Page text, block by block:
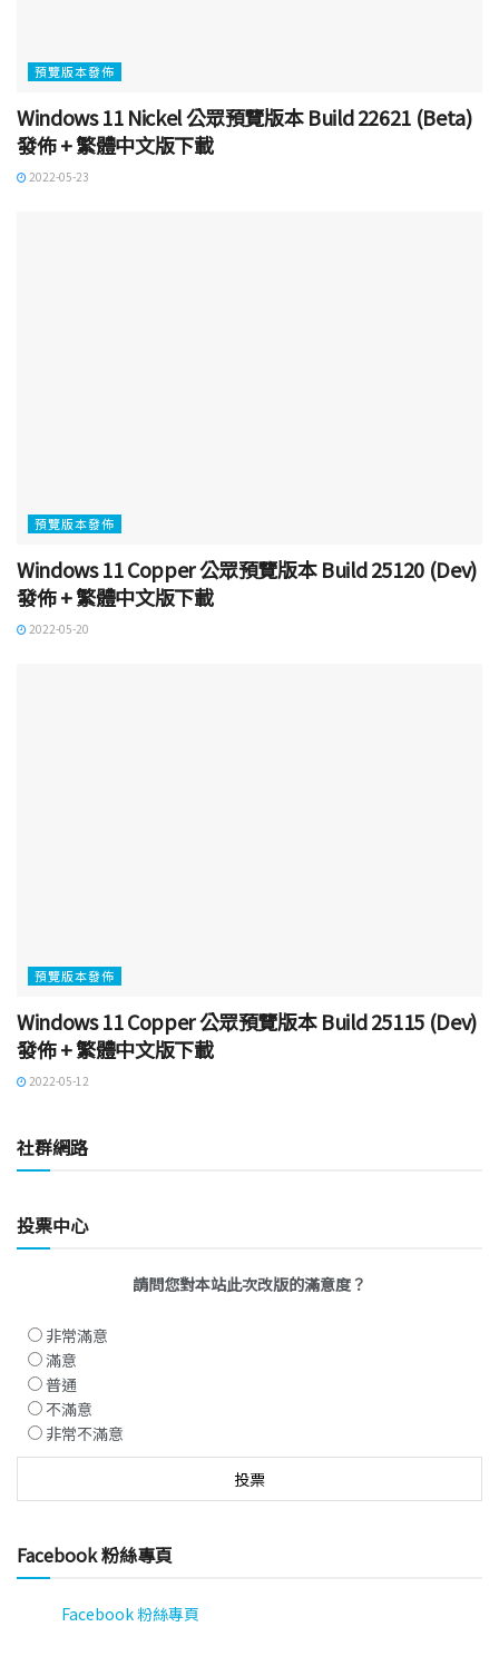
預覽版本發佈
Windows 11 Nickel 公眾預覽版本 Build 22621 (Beta)
發佈 + 繁體中文版下載
2022-05-23
預覽版本發佈
Windows 11 Copper 公眾預覽版本 Build 25120 (Dev)
發佈 + 繁體中文版下載
2022-05-20
預覽版本發佈
Windows 11 Copper 公眾預覽版本 Build 25115 (Dev)
發佈 + 繁體中文版下載
2022-05-12
社群網路
投票中心
請問您對本站此次改版的滿意度？
非常滿意
滿意
普通
不滿意
非常不滿意
Facebook 粉絲專頁
Facebook 粉絲專頁